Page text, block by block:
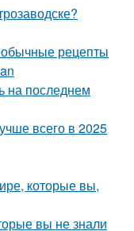
рецепты
на последнем
всего в 2025
которые вы,
вы не знали